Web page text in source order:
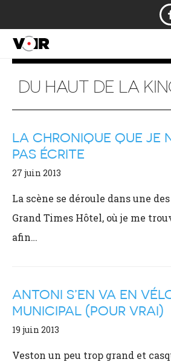
DU HAUT DE LA
LA CHRONIQUE QUE JE
PAS ÉCRITE
27 juin 2013
La scène se déroule dans une
Grand Times Hôtel, où je me
afin…
ANTONI S’EN VA EN
MUNICIPAL (POUR VRAI)
19 juin 2013
Veston un peu trop grand et